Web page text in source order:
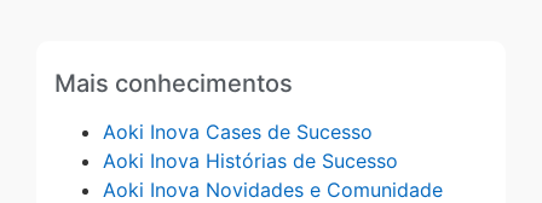
Mais conhecimentos
Aoki Inova Cases de Sucesso
Aoki Inova Histórias de Sucesso
Aoki Inova Novidades e Comunidade